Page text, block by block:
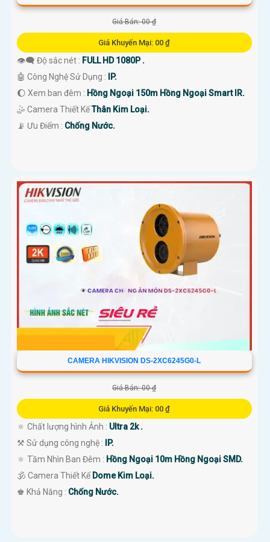
Giá Bán: 00 ₫
Giá Khuyến Mại: 00 ₫
👁️‍🗨 Độ sắc nét : FULL HD 1080P .
🤖️ Công Nghệ Sử Dụng :
IP.
🌔 Xem ban đêm : Hồng Ngoại 150m Hồng Ngoại Smart IR.
🤹 Camera Thiết KếThân Kim Loại.
️📡 Ưu Điểm : Chống Nước.
CAMERA HIKVISION DS-2XC6245G0-L
Giá Bán: 00 ₫
Giá Khuyến Mại: 00 ₫
🔅 Chất lượng hình Ảnh : Ultra 2k .
⚒ Sử dụng công nghệ :
IP.
🔅 Tầm Nhìn Ban Đêm : Hồng Ngoại 10m Hồng Ngoại SMD.
🕉️ Camera Thiết Kế Dome Kim Loại.
️♚ Khả Năng : Chống Nước.